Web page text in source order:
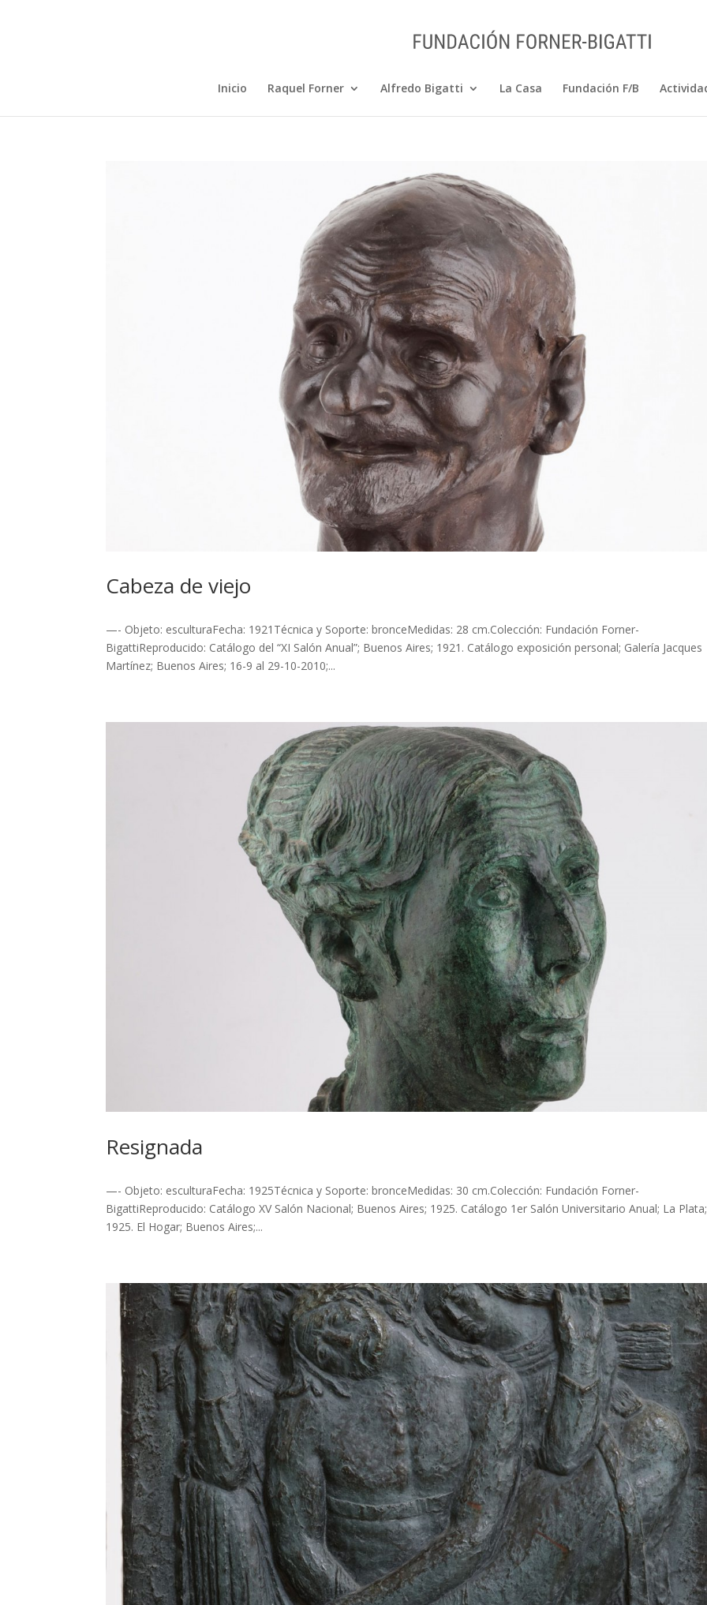
Inicio Raquel Forner Alfredo Bigatti La Casa Fundación F/B
Cabeza de viejo
—- Objeto: esculturaFecha: 1921Técnica y Soporte: bronceMedidas: 28 cm.Colección: Fundación Forner-
BigattiReproducido: Catálogo del “XI Salón Anual”; Buenos Aires; 1921. Catálogo exposición personal; Galería Jacques
Martínez; Buenos Aires; 16-9 al 29-10-2010;...
Resignada
—- Objeto: esculturaFecha: 1925Técnica y Soporte: bronceMedidas: 30 cm.Colección: Fundación Forner-
BigattiReproducido: Catálogo XV Salón Nacional; Buenos Aires; 1925. Catálogo 1er Salón Universitario Anual; La Plata;
1925. El Hogar; Buenos Aires;...